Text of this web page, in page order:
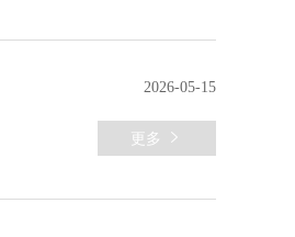
2026-05-15
更多 